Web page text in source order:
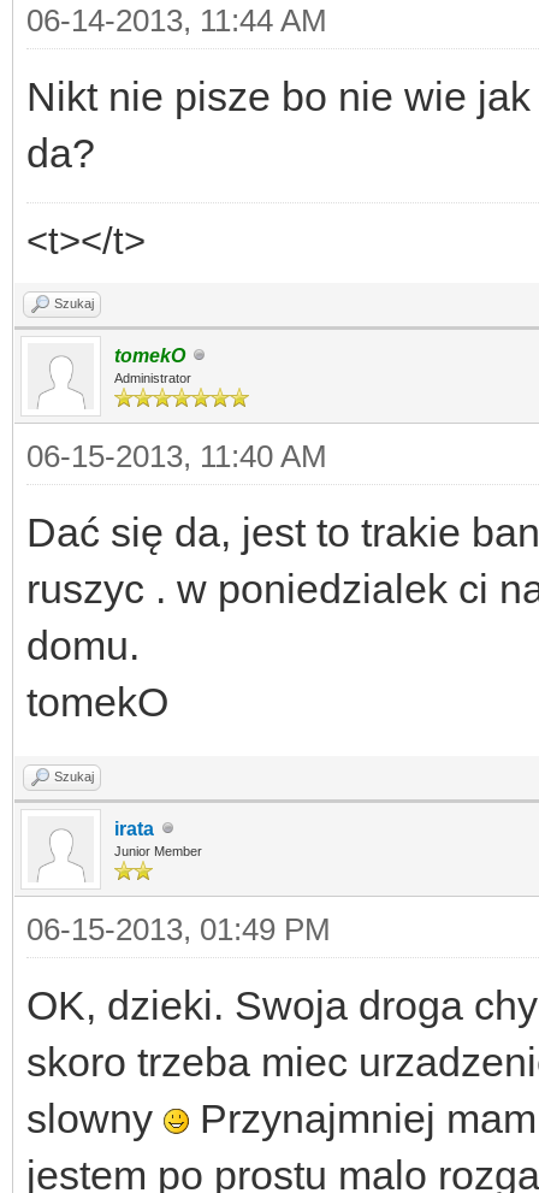
06-14-2013, 11:44 AM
Nikt nie pisze bo nie wie
da?
<t></t>
Szukaj
tomekO
Administrator
06-15-2013, 11:40 AM
Dać się da, jest to trakie
ruszyc . w poniedzialek ci
domu.
tomekO
Szukaj
irata
Junior Member
06-15-2013, 01:49 PM
OK, dzieki. Swoja droga
skoro trzeba miec
slowny
Przynajmniej
jestem po prostu malo